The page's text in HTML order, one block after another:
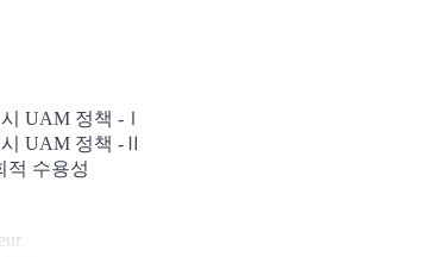
시 UAM 정책 -Ⅰ
시 UAM 정책 -Ⅱ
적 수용성